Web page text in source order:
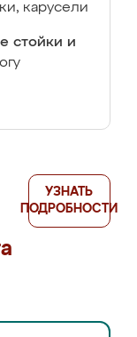
карусели
стойки и
УЗНАТЬ
ПОДРОБНОСТИ